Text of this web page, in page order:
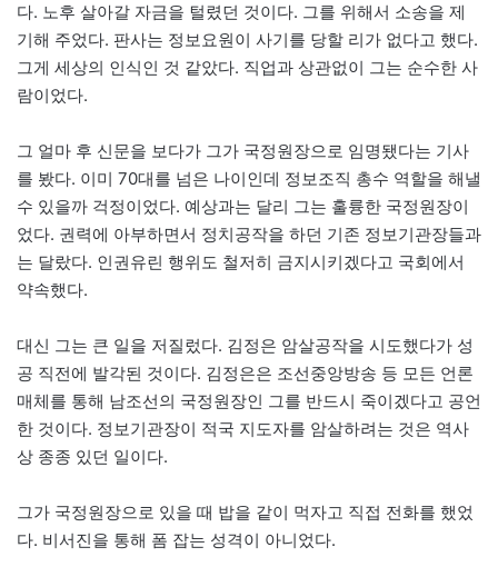
다. 노후 살아갈 자금을 털렸던 것이다. 그를 위해서 소송을 제
기해 주었다. 판사는 정보요원이 사기를 당할 리가 없다고 했다.
그게 세상의 인식인 것 같았다. 직업과 상관없이 그는 순수한 사
람이었다.
그 얼마 후 신문을 보다가 그가 국정원장으로 임명됐다는 기사
를 봤다. 이미 70대를 넘은 나이인데 정보조직 총수 역할을 해낼
수 있을까 걱정이었다. 예상과는 달리 그는 훌륭한 국정원장이
었다. 권력에 아부하면서 정치공작을 하던 기존 정보기관장들과
는 달랐다. 인권유린 행위도 철저히 금지시키겠다고 국회에서
약속했다.
대신 그는 큰 일을 저질렀다. 김정은 암살공작을 시도했다가 성
공 직전에 발각된 것이다. 김정은은 조선중앙방송 등 모든 언론
매체를 통해 남조선의 국정원장인 그를 반드시 죽이겠다고 공언
한 것이다. 정보기관장이 적국 지도자를 암살하려는 것은 역사
상 종종 있던 일이다.
그가 국정원장으로 있을 때 밥을 같이 먹자고 직접 전화를 했었
다. 비서진을 통해 폼 잡는 성격이 아니었다.